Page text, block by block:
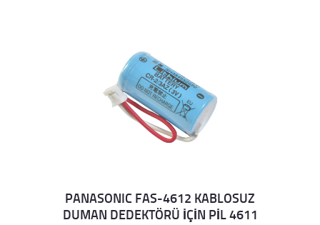
Details
PANASONIC FAS-4612 KABLOSUZ
DUMAN DEDEKTÖRÜ İÇİN PİL 4611